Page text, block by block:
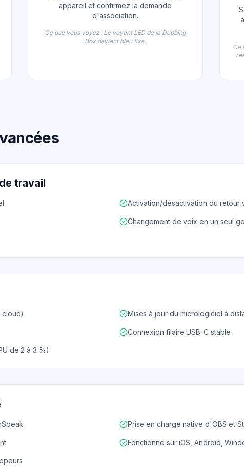
appareil et confirmez la demande
d'association.
Ce que vous voyez : Le voyant LED de la Dubbing
Box devient bleu fixe.
Ce
travail
Activation/désactivation du retour
Changement de voix en un seul
cloud) Mises à jour du micrologiciel à
Connexion filaire USB-C stable
de 2 à 3 %)
Prise en charge native d'OBS et
Fonctionne sur iOS, Android,